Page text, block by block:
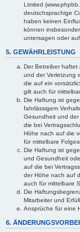
Limited
deutschsprachige
haben keinen
können
untersagen oder
5. GEWÄHRLEISTUNG
Der Betreiber haftet
und der Verletzung
die auf ein
gilt auch für
Die Haftung ist
fahrlässigem
Gesundheit und der
die bei
Höhe nach auf die
für mittelbare
Die Haftung ist
und Gesundheit
auf die bei
der Höhe nach auf
auch für mittelbare
Die
Mitarbeiter und
Ansprüche für eine
6.